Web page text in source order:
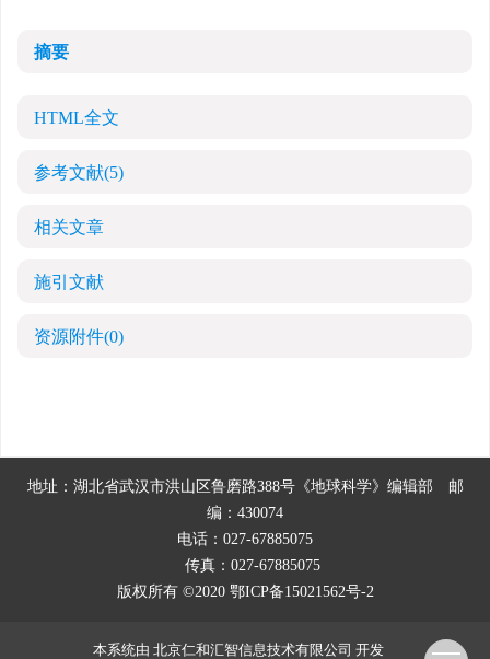
摘要
HTML全文
参考文献(5)
相关文章
施引文献
资源附件(0)
地址：湖北省武汉市洪山区鲁磨路388号《地球科学》编辑部 邮
编：430074
电话：027-67885075
传真：027-67885075
版权所有 ©2020 鄂ICP备15021562号-2
本系统由 北京仁和汇智信息技术有限公司 开发